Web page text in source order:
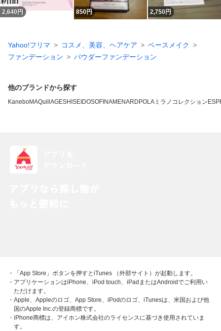
2,640 円 850円 2,750円
Yahoo!フリマ コスメ、美容、ヘアケア
ベースメイク
ファンデーション
パウダーファンデーション
他のブランドから探す
KaneboMAQuillAGESHISEIDOSOFINAMENARD POLA ミラノコレクション
・「App Store」ボタンを押すとiTunes （外部サイト）が起動します。
・アプリケーションはiPhone、iPod touch、iPadまたはAndroidでご利用い
ただけます。
・Apple、Appleのロゴ、App Store、iPodのロゴ、iTunesは、米国および他
国のApple Inc.の登録商標です。
・iPhone商標は、アイホン株式会社のライセンスに基づき使用されていま
す。